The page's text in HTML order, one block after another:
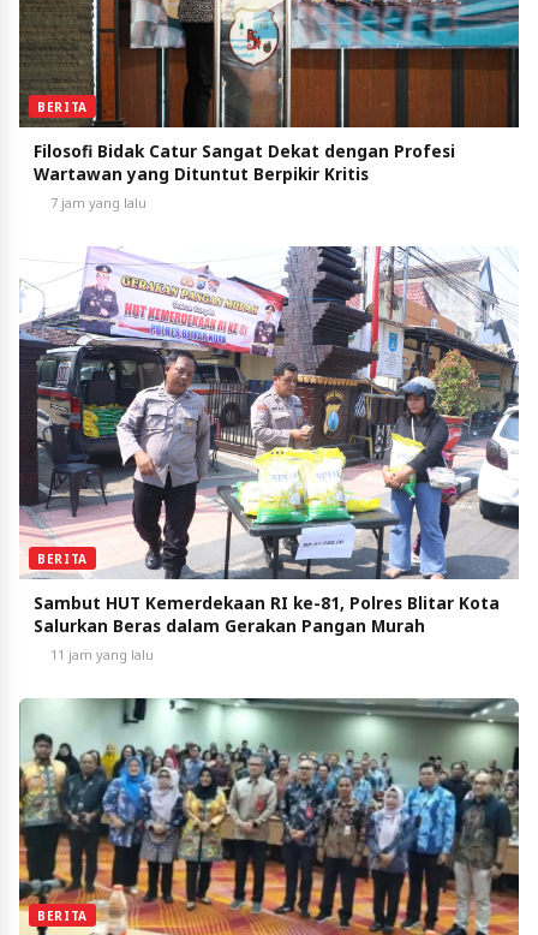
BERITA
Filosofi Bidak Catur Sangat Dekat dengan Profesi
Wartawan yang Dituntut Berpikir Kritis
7 jam yang lalu
BERITA
Sambut HUT Kemerdekaan RI ke-81, Polres Blitar Kota
Salurkan Beras dalam Gerakan Pangan Murah
11 jam yang lalu
BERITA